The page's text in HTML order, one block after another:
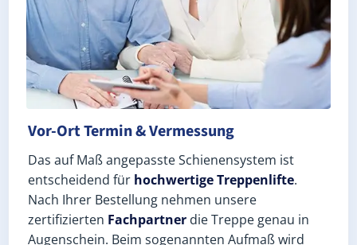
Vor-Ort Termin & Vermessung
Das auf Maß angepasste Schienensystem ist
entscheidend für hochwertige Treppenlifte.
Nach Ihrer Bestellung nehmen unsere
zertifizierten Fachpartner die Treppe genau in
Augenschein. Beim sogenannten Aufmaß wird